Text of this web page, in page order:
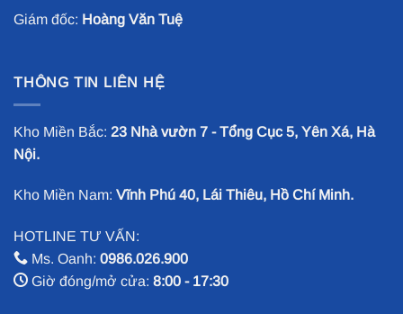
Giám đốc: Hoàng Văn Tuệ
THÔNG TIN LIÊN HỆ
Kho Miền Bắc: 23 Nhà vườn 7 - Tổng Cục 5, Yên Xá, Hà
Nội.
Kho Miền Nam: Vĩnh Phú 40, Lái Thiêu, Hồ Chí Minh.
HOTLINE TƯ VẤN:
Ms. Oanh: 0986.026.900
Giờ đóng/mở cửa: 8:00 - 17:30